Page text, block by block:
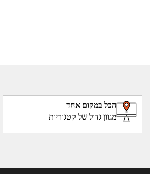
הכל במקום אחד
מגוון גדול של קטגוריות